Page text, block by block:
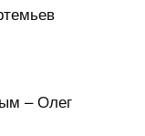
– Олег